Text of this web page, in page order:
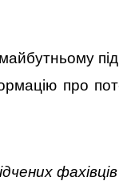
про
фахівців